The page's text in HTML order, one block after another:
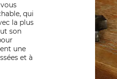
qui
la plus
son
une
et à